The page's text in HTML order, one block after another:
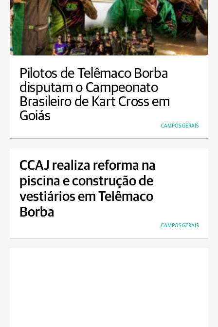
Pilotos de Telêmaco Borba
disputam o Campeonato
Brasileiro de Kart Cross em
Goiás
CAMPOS GERAIS
CCAJ realiza reforma na
piscina e construção de
vestiários em Telêmaco
Borba
CAMPOS GERAIS